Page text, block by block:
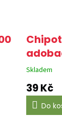
Průměrné
hodnocení
produktu
0,0
Skladem
39 Kč
Do